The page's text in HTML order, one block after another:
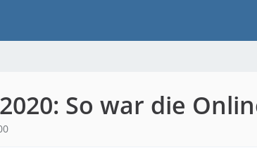
So war die